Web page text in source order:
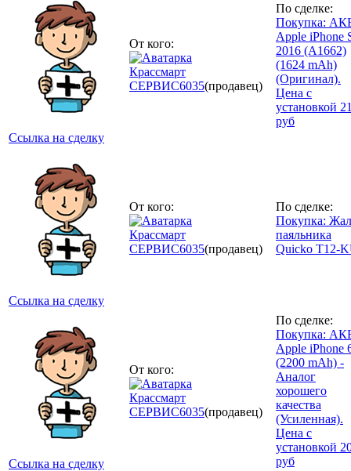
Ссылка на сделку
От кого:
Крассмарт
СЕРВИС6035(продавец)
По сделке:
Покупка:
Apple iPhone
2016 (A1662)
(1624 mAh)
(Оригинал).
Цена с
установкой
руб
Ссылка на сделку
От кого:
Крассмарт
СЕРВИС6035(продавец)
По сделке:
Покупка:
паяльника
Quicko T12-
Ссылка на сделку
От кого:
Крассмарт
СЕРВИС6035(продавец)
По сделке:
Покупка:
Apple iPhone
(2200 mAh) -
Аналог
хорошего
качества
(Усиленная).
Цена с
установкой
руб